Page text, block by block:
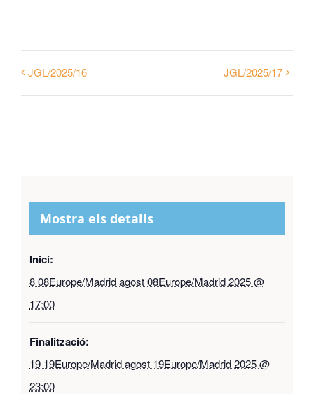
JGL/2025/16 JGL/2025/17
Mostra els detalls
Inici:
8 08Europe/Madrid agost 08Europe/Madrid 2025 @
17:00
Finalització:
19 19Europe/Madrid agost 19Europe/Madrid 2025 @
23:00